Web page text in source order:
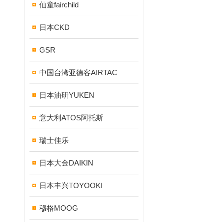
仙童fairchild
日本CKD
GSR
中国台湾亚德客AIRTAC
日本油研YUKEN
意大利ATOS阿托斯
瑞士佳乐
日本大金DAIKIN
日本丰兴TOYOOKI
穆格MOOG